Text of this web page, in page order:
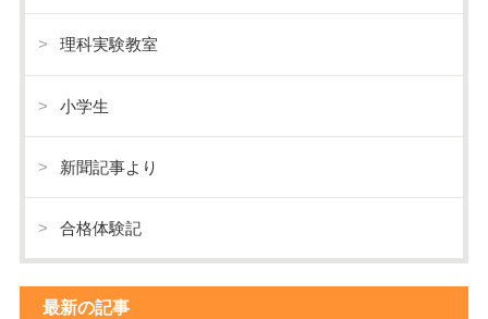
理科実験教室
小学生
新聞記事より
合格体験記
最新の記事